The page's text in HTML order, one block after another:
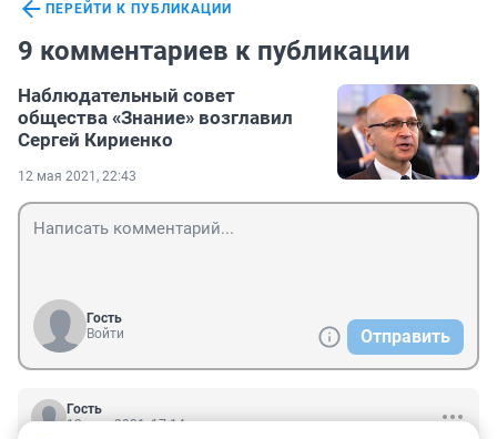
ПЕРЕЙТИ К ПУБЛИКАЦИИ
9 комментариев к публикации
Наблюдательный совет
общества «Знание» возглавил
Сергей Кириенко
12 мая 2021, 22:43
Гость
Войти
Отправить
Гость
13 мая 2021, 17:14